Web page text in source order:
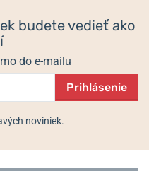
budete vedieť ako
do e-mailu
Prihlásenie
noviniek.